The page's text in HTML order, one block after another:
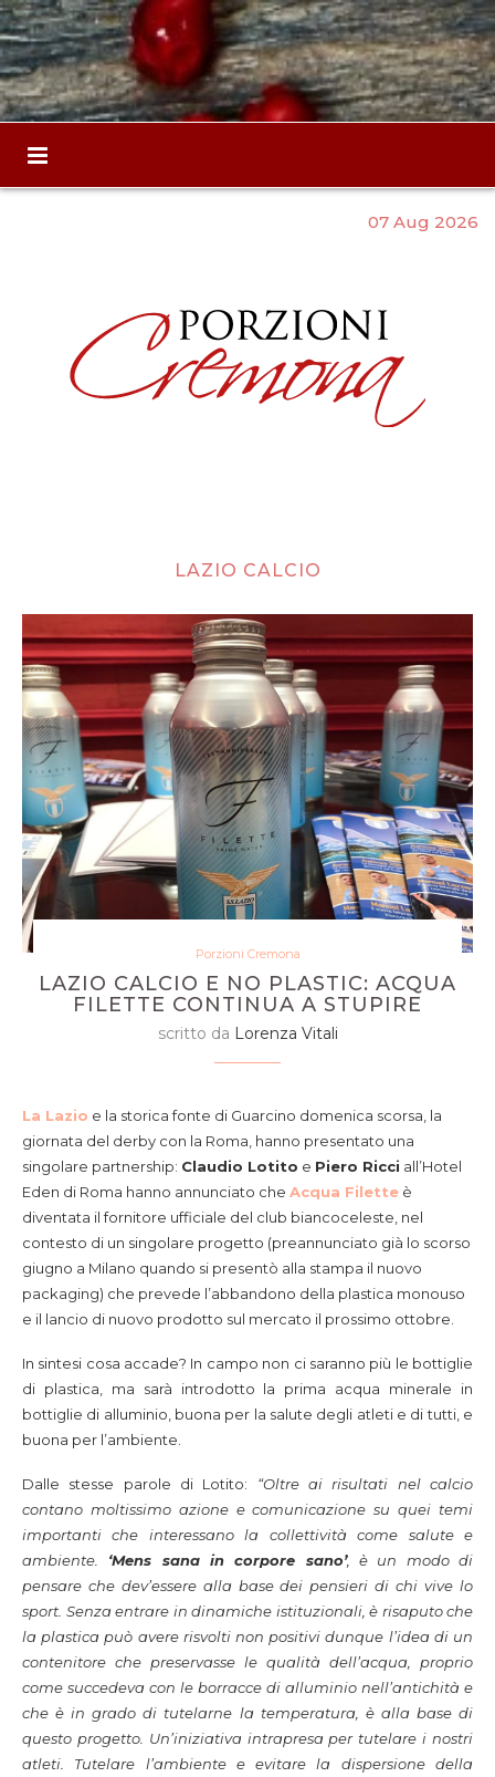
07 Aug 2026
LAZIO CALCIO
Porzioni Cremona
LAZIO CALCIO E NO PLASTIC: ACQUA
FILETTE CONTINUA A STUPIRE
scritto da Lorenza Vitali
La Lazio e la storica fonte di Guarcino domenica scorsa, la
giornata del derby con la Roma, hanno presentato una
singolare partnership: Claudio Lotito e Piero Ricci all’Hotel
Eden di Roma hanno annunciato che Acqua Filette è
diventata il fornitore ufficiale del club biancoceleste, nel
contesto di un singolare progetto (preannunciato già lo scorso
giugno a Milano quando si presentò alla stampa il nuovo
packaging) che prevede l’abbandono della plastica monouso
e il lancio di nuovo prodotto sul mercato il prossimo ottobre.
In sintesi cosa accade? In campo non ci saranno più le bottiglie
di plastica, ma sarà introdotto la prima acqua minerale in
bottiglie di alluminio, buona per la salute degli atleti e di tutti, e
buona per l’ambiente.
Dalle stesse parole di Lotito: “Oltre ai risultati nel calcio
contano moltissimo azione e comunicazione su quei temi
importanti che interessano la collettività come salute e
ambiente.
‘Mens sana in corpore sano’, è un modo di
pensare che dev’essere alla base dei pensieri di chi vive lo
sport. Senza entrare in dinamiche istituzionali, è risaputo che
la plastica può avere risvolti non positivi dunque l’idea di un
contenitore che preservasse le qualità dell’acqua, proprio
come succedeva con le borracce di alluminio nell’antichità e
che è in grado di tutelarne la temperatura, è alla base di
questo progetto. Un’iniziativa intrapresa per tutelare i nostri
atleti. Tutelare l’ambiente e evitare la dispersione della